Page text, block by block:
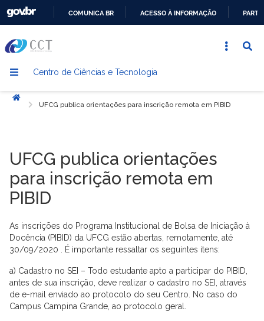
CONTEÚDO
COMUNICA BR ACESSO À INFORMAÇÃO
Centro de Ciências e Tecnologia
Início
UFCG publica orientações para inscrição remota em PIBID
UFCG publica orientações
para inscrição remota em
PIBID
As inscrições do Programa Institucional de Bolsa de Iniciação à
Docência (PIBID) da UFCG estão abertas, remotamente, até
30/09/2020 . É importante ressaltar os seguintes itens:
a) Cadastro no SEI – Todo estudante apto a participar do PIBID,
antes de sua inscrição, deve realizar o cadastro no SEI, através
de e-mail enviado ao protocolo do seu Centro. No caso do
Campus Campina Grande, ao protocolo geral.